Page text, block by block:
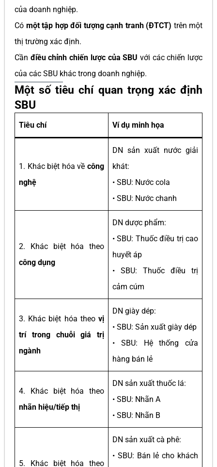
của doanh nghiệp.
Có một tập hợp đối tượng cạnh tranh (ĐTCT) trên một
thị trường xác định.
Cần điều chỉnh chiến lược của SBU với các chiến lược
của các SBU khác trong doanh nghiệp.
Một số tiêu chí quan trọng xác định
SBU
Tiêu chí Ví dụ minh họa
1. Khác biệt hóa về công
nghệ
DN sản xuất nước giải
khát:
• SBU: Nước cola
• SBU: Nước chanh
2. Khác biệt hóa theo
công dụng
DN dược phẩm:
• SBU: Thuốc điều trị cao
huyết áp
• SBU: Thuốc điều trị
cảm cúm
3. Khác biệt hóa theo vị
trí trong chuỗi giá trị
ngành
DN giày dép:
• SBU: Sản xuất giày dép
• SBU: Hệ thống cửa
hàng bán lẻ
4. Khác biệt hóa theo
nhãn hiệu/tiếp thị
DN sản xuất thuốc lá:
• SBU: Nhãn A
• SBU: Nhãn B
5. Khác biệt hóa theo
DN sản xuất cà phê:
• SBU: Bán lẻ cho khách